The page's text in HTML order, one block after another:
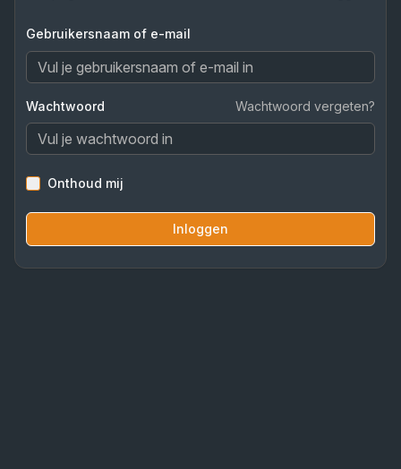
Gebruikersnaam of e-mail
Wachtwoord Wachtwoord vergeten?
Onthoud mij
Inloggen